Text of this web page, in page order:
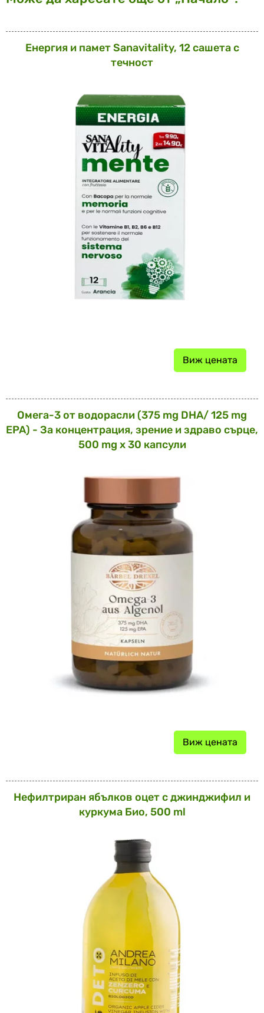
Енергия и памет Sanavitаlity, 12 сашета с
течност
Виж цената
Омега-3 от водорасли (375 mg DHA/ 125 mg
EPA) - За концентрация, зрение и здраво сърце,
500 mg х 30 капсули
Виж цената
Нефилтриран ябълков оцет с джинджифил и
куркума Био, 500 ml